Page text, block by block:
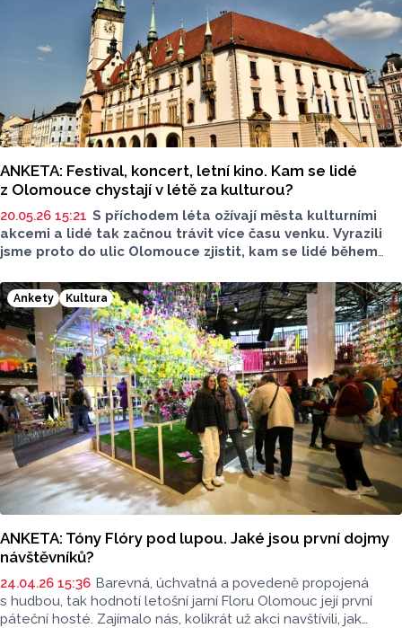
ANKETA: Festival, koncert, letní kino. Kam se lidé
z Olomouce chystají v létě za kulturou?
20.05.26 15:21 S příchodem léta ožívají města kulturními
akcemi a lidé tak začnou trávit více času venku. Vyrazili
jsme proto do ulic Olomouce zjistit, kam se lidé během
Ankety Kultura
ANKETA: Tóny Flóry pod lupou. Jaké jsou první dojmy
návštěvníků?
24.04.26 15:36 Barevná, úchvatná a povedeně propojená
s hudbou, tak hodnotí letošní jarní Floru Olomouc její první
páteční hosté. Zajímalo nás, kolikrát už akci navštívili, jak